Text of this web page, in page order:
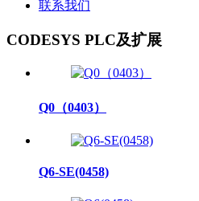
联系我们
CODESYS PLC及扩展
Q0（0403）
Q6-SE(0458)